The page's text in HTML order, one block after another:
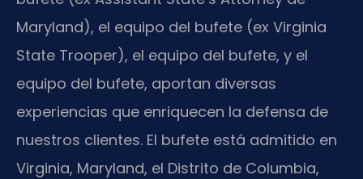
Maryland), el equipo del bufete (ex Virginia
State Trooper), el equipo del bufete, y el
equipo del bufete, aportan diversas
experiencias que enriquecen la defensa de
nuestros clientes. El bufete está admitido en
Virginia, Maryland, el Distrito de Columbia,